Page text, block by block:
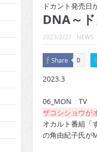
CINEMA×STYLE 290号
CINEMA×STYLE 289号
CINEMA×STYLE 288号
CINEMA×STYLE 287号
CINEMA×STYLE 286号
CINEMA×STYLE 285号
CINEMA×STYLE 294号
ドカント発売日
DNA～
2023/2/27 NEWS
Share 0
2023.3
06_MON TV
ザコシショウが
オカルト番組「
の角由紀子氏が